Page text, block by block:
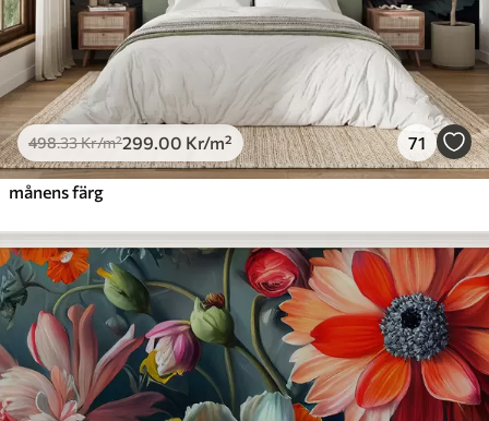
498.33Kr/m²299 .00 Kr/m² 71
månens färg